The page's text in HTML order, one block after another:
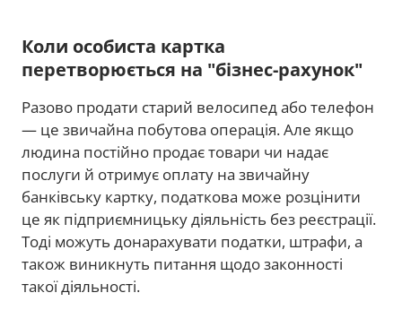
Коли особиста картка
перетворюється на "бізнес-рахунок"
Разово продати старий велосипед або телефон
— це звичайна побутова операція. Але якщо
людина постійно продає товари чи надає
послуги й отримує оплату на звичайну
банківську картку, податкова може розцінити
це як підприємницьку діяльність без реєстрації.
Тоді можуть донарахувати податки, штрафи, а
також виникнуть питання щодо законності
такої діяльності.